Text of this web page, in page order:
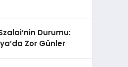
Durumu:
Zor Günler